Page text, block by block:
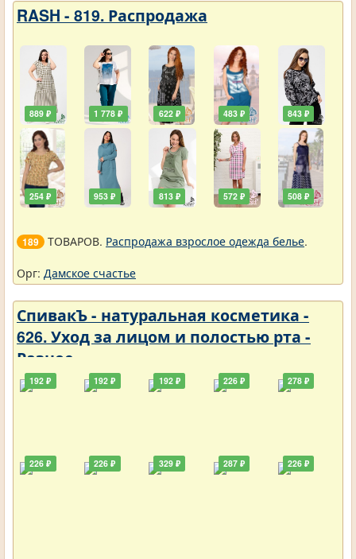
RASH - 819. Распродажа
889 ₽
254 ₽
1 778 ₽
953 ₽
622 ₽
813 ₽
483 ₽
572 ₽
843 ₽
508 ₽
189 ТОВАРОВ. Распродажа взрослое одежда белье.
Орг: Дамское счастье
СпивакЪ - натуральная косметика -
626. Уход за лицом и полостью рта -
Разное
192 ₽
226 ₽
192 ₽
226 ₽
192 ₽
329 ₽
226 ₽
287 ₽
278 ₽
226 ₽